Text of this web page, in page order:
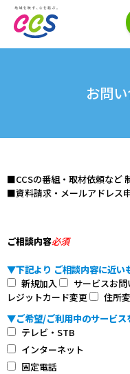
お問
■CCSの番組・取材依頼など
■資料請求・メールアドレス
ご相談内容必須
▼下記より ご相談内容に近い
新規加入
サービスお問
レジットカード変更
住所
▼ご希望/ご利用中のサービス
テレビ・STB
インターネット
固定電話